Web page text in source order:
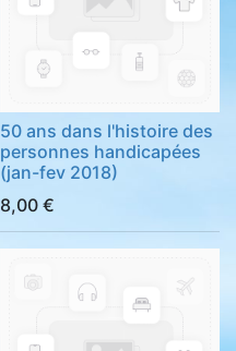
50 ans dans l'histoire des
personnes handicapées
(jan-fev 2018)
8,00€